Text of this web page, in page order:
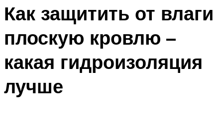
Как защитить от влаги
плоскую кровлю –
какая гидроизоляция
лучше